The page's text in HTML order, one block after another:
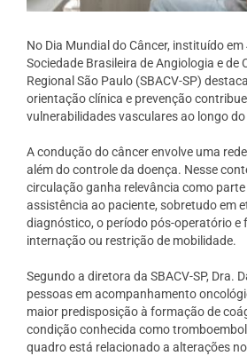
No Dia Mundial do Câncer, instituído em
Sociedade Brasileira de Angiologia e de
Regional São Paulo (SBACV-SP)
orientação clínica e prevenção
vulnerabilidades vasculares ao longo
A condução do câncer envolve uma
além do controle da doença. Nesse
circulação ganha relevância como parte
assistência ao paciente, sobretudo em
diagnóstico, o período pós-operatório e
internação ou restrição de mobilidade.
Segundo a diretora da SBACV-SP, Dra.
pessoas em acompanhamento
maior predisposição à formação de
condição conhecida como
quadro está relacionado a alterações